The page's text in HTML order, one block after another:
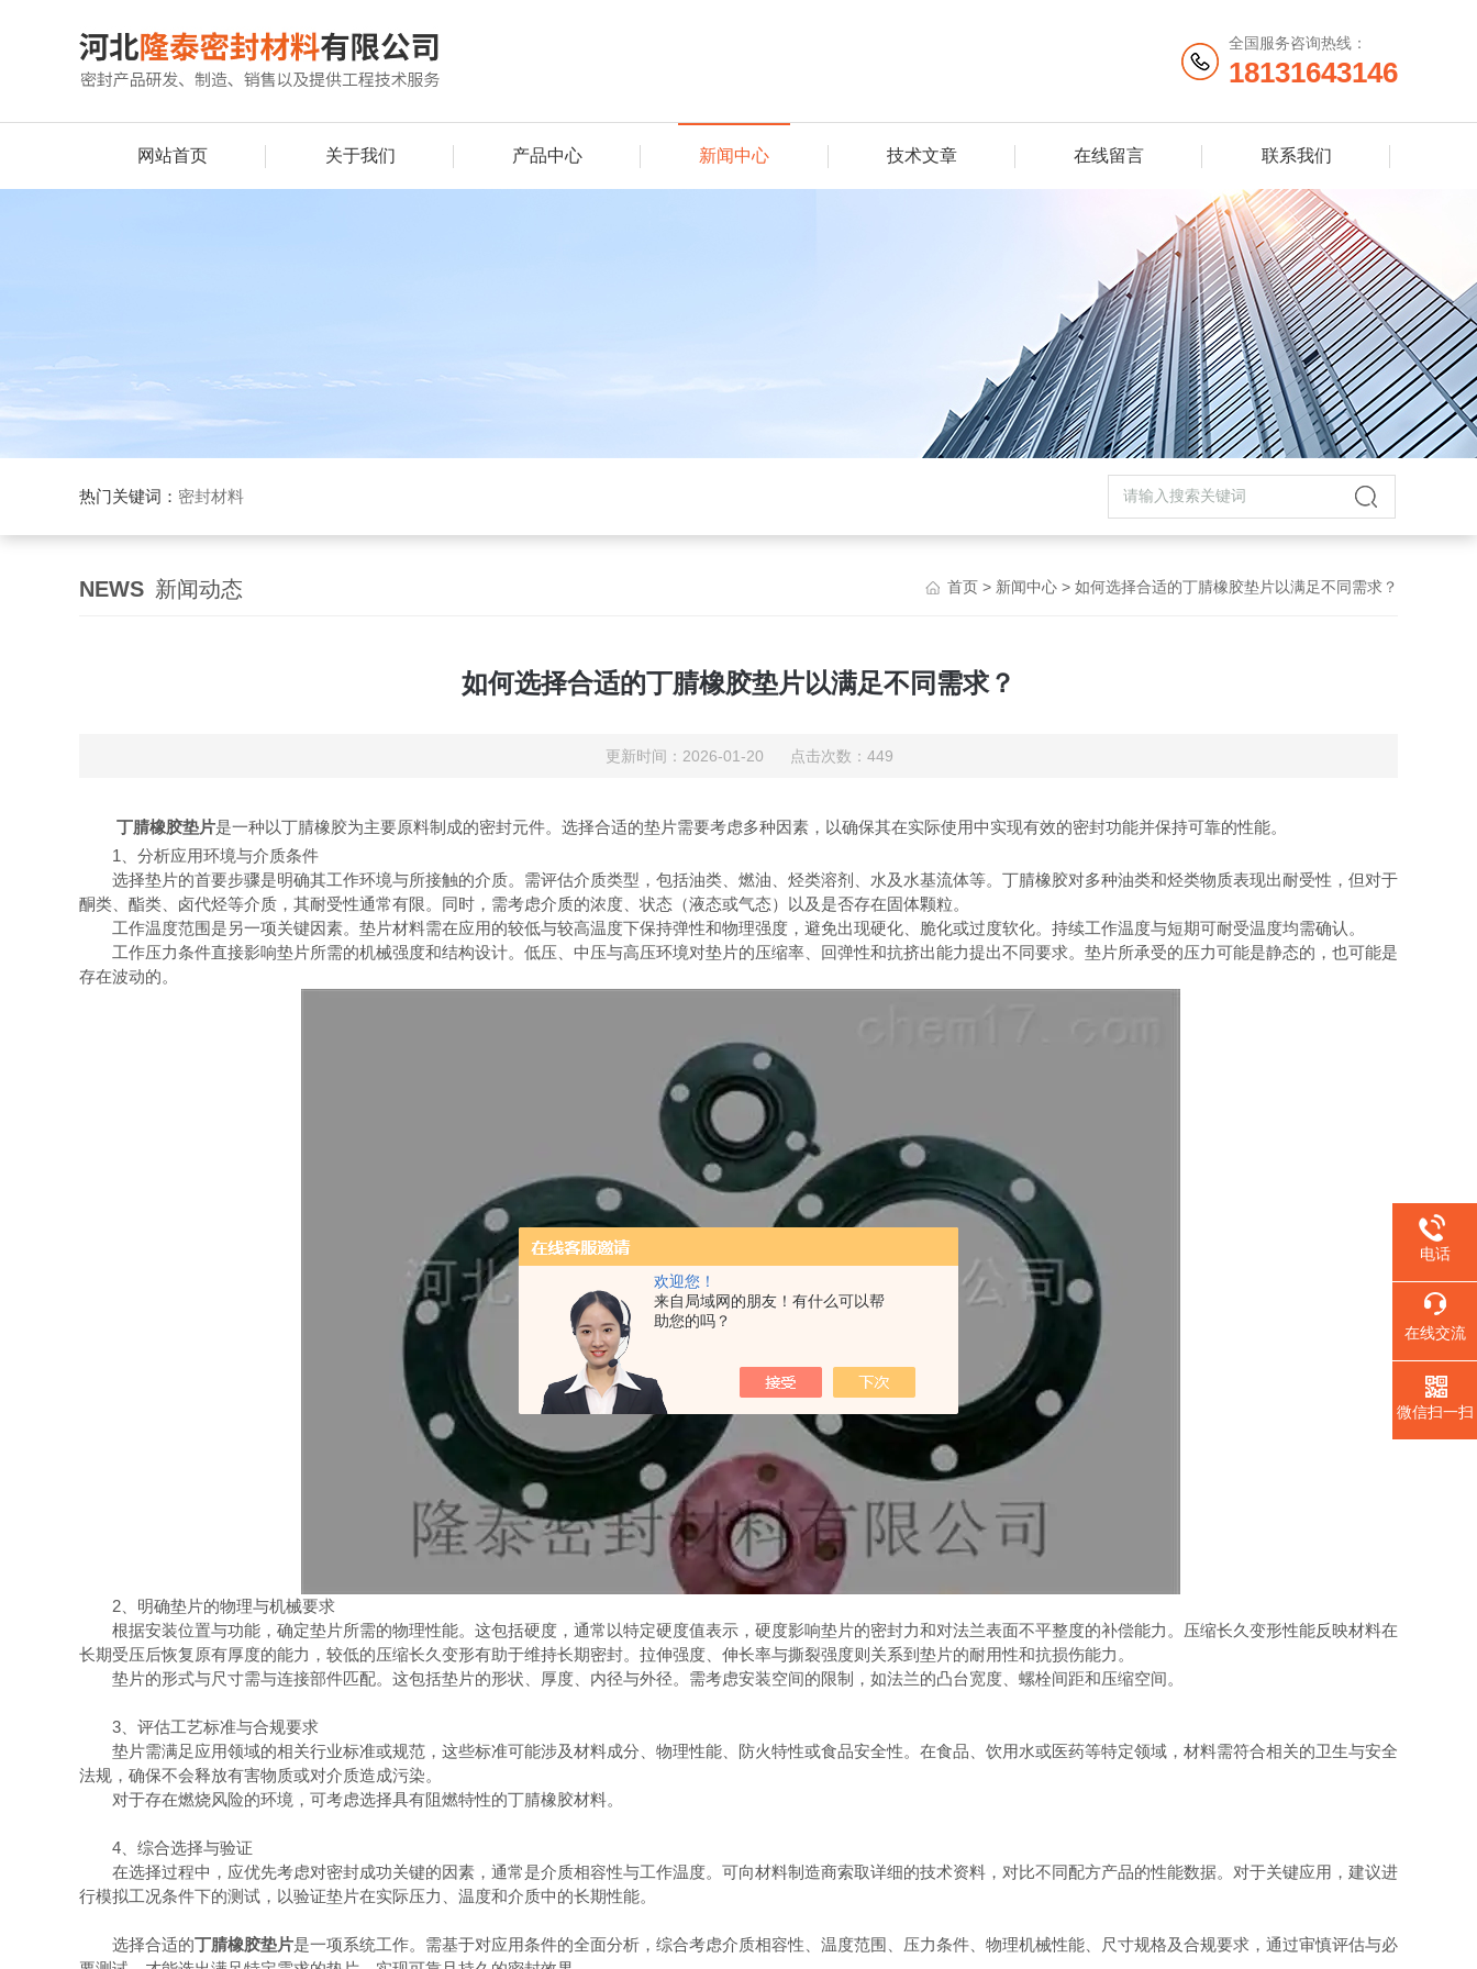
欢迎您！
来自局域网的朋友！有什么可以帮
助您的吗？
全国服务咨询热线：
18131643146
网站首页 关于我们 产品中心 新闻中心 技术文章 在线留言 联系我们
热门关键词： 密封材料
NEWS 新闻动态 首页 > 新闻中心 > 如何选择合适的丁腈橡胶垫片以满足不同需求？
如何选择合适的丁腈橡胶垫片以满足不同需求？
更新时间：2026-01-20 点击次数：449
丁腈橡胶垫片是一种以丁腈橡胶为主要原料制成的密封元件。选择合适的垫片需要考虑多种因素，以确保其在实际使用中实现有效的密封功能并保持可靠的性能。
1、分析应用环境与介质条件
选择垫片的首要步骤是明确其工作环境与所接触的介质。需评估介质类型，包括油类、燃油、烃类溶剂、水及水基流体等。丁腈橡胶对多种油类和烃类物质表现出耐受性，但对于
酮类、酯类、卤代烃等介质，其耐受性通常有限。同时，需考虑介质的浓度、状态（液态或气态）以及是否存在固体颗粒。
工作温度范围是另一项关键因素。垫片材料需在应用的较低与较高温度下保持弹性和物理强度，避免出现硬化、脆化或过度软化。持续工作温度与短期可耐受温度均需确认。
工作压力条件直接影响垫片所需的机械强度和结构设计。低压、中压与高压环境对垫片的压缩率、回弹性和抗挤出能力提出不同要求。垫片所承受的压力可能是静态的，也可能是
存在波动的。
2、明确垫片的物理与机械要求
根据安装位置与功能，确定垫片所需的物理性能。这包括硬度，通常以特定硬度值表示，硬度影响垫片的密封力和对法兰表面不平整度的补偿能力。压缩长久变形性能反映材料在
长期受压后恢复原有厚度的能力，较低的压缩长久变形有助于维持长期密封。拉伸强度、伸长率与撕裂强度则关系到垫片的耐用性和抗损伤能力。
垫片的形式与尺寸需与连接部件匹配。这包括垫片的形状、厚度、内径与外径。需考虑安装空间的限制，如法兰的凸台宽度、螺栓间距和压缩空间。
3、评估工艺标准与合规要求
垫片需满足应用领域的相关行业标准或规范，这些标准可能涉及材料成分、物理性能、防火特性或食品安全性。在食品、饮用水或医药等特定领域，材料需符合相关的卫生与安全
法规，确保不会释放有害物质或对介质造成污染。
对于存在燃烧风险的环境，可考虑选择具有阻燃特性的丁腈橡胶材料。
4、综合选择与验证
在选择过程中，应优先考虑对密封成功关键的因素，通常是介质相容性与工作温度。可向材料制造商索取详细的技术资料，对比不同配方产品的性能数据。对于关键应用，建议进
行模拟工况条件下的测试，以验证垫片在实际压力、温度和介质中的长期性能。
选择合适的丁腈橡胶垫片是一项系统工作。需基于对应用条件的全面分析，综合考虑介质相容性、温度范围、压力条件、物理机械性能、尺寸规格及合规要求，通过审慎评估与必
电话
在线交流
微信扫一扫